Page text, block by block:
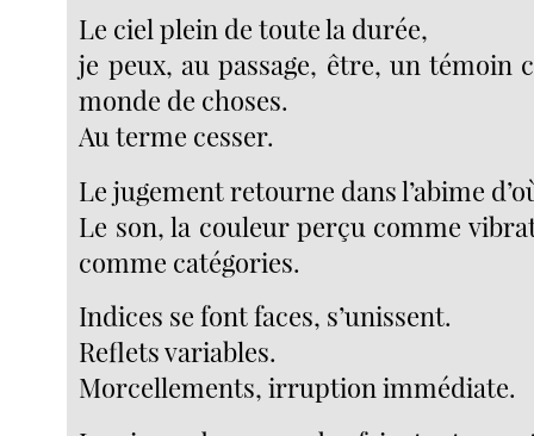
Le ciel plein de toute la durée,
je peux, au passage, être, un témoin
monde de choses.
Au terme cesser.
Le jugement retourne dans l’abime
Le son, la couleur perçu comme
comme catégories.
Indices se font faces, s’unissent.
Reflets variables.
Morcellements, irruption immédiate.